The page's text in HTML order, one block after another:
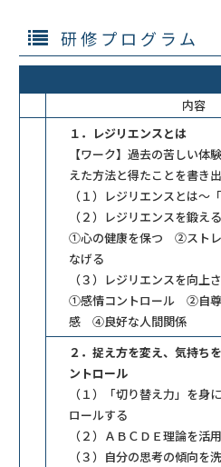
研修プログラム
内容
１．レジリエンスとは
【ワーク】過去の苦しい体
えた方法と得たことを書き
（１）レジリエンスとは～
（２）レジリエンスを鍛え
①心の健康を保つ ②ストレ
なげる
（３）レジリエンスを向上
①感情コントロール ②自
感 ④良好な人間関係
２．捉え方を変え、気持ち
ントロール
（１）「切り替え力」を身
ロールする
（２）ＡＢＣＤＥ理論を活
（３）自分の思考の傾向を